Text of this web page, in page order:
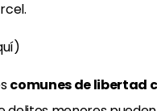
comunes de libertad